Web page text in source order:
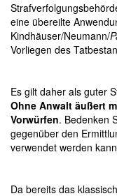
eine übereilte
Kindhäuser/Neumann/
Vorliegen des
Es gilt daher als guter
Ohne Anwalt äußert
Vorwürfen. Bedenken
gegenüber den
verwendet werden
Da bereits das